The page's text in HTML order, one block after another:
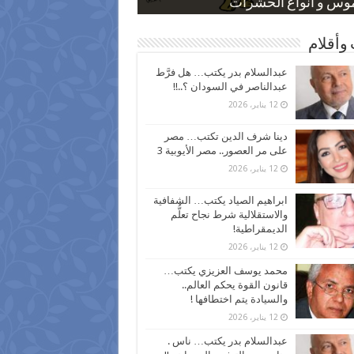
و أنواع الحشرات
بعد ارتفاع الأسعار
نسبة الطلاق في مصر
كاركاتيرية
كاركاتيرية
وأقلام
عبدالسلام بدر يكتب… هل فرَّط
عبدالناصر في السودان ؟..!!
12 يناير، 2026
دينا شرف الدين تكتب… مصر
على مر العصور.. مصر الأيوبية 3
12 يناير، 2026
ابراهيم الصياد يكتب… الشفافية
والاستقلالية شرط نجاح تعلُّم
الديمقراطية!
12 يناير، 2026
محمد يوسف العزيزي يكتب…
قانون القوة يحكم العالم..
والسيادة يتم اختطافها !
12 يناير، 2026
عبدالسلام بدر يكتب… ناس .